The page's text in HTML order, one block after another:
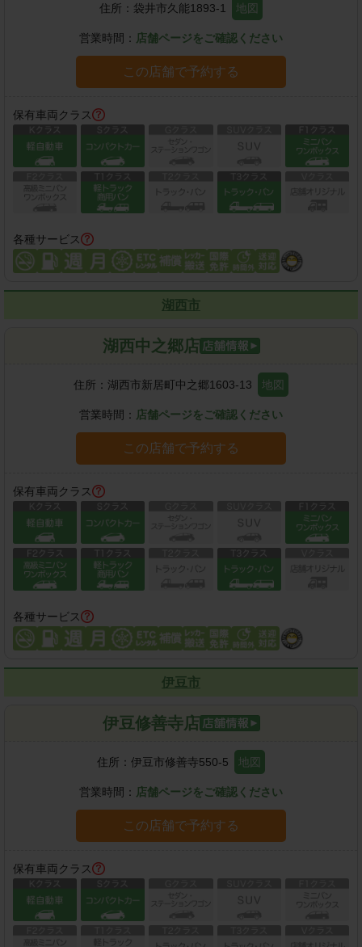
住所： 袋井市久能1893-1 地図
営業時間： 店舗ページをご確認ください
この店舗で予約する
保有車両クラス
各種サービス
湖西市
湖西中之郷店
住所： 湖西市新居町中之郷1603-13 地図
営業時間： 店舗ページをご確認ください
この店舗で予約する
保有車両クラス
各種サービス
伊豆市
伊豆修善寺店
住所： 伊豆市修善寺550-5 地図
営業時間： 店舗ページをご確認ください
この店舗で予約する
保有車両クラス